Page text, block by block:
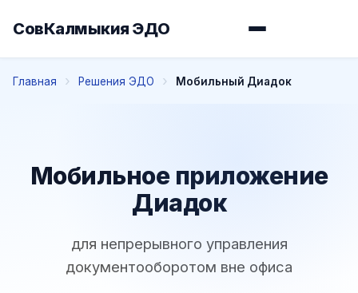
СовКалмыкия ЭДО
Главная Решения ЭДО Мобильный Диадок
Мобильное приложение
Диадок
для непрерывного управления
документооборотом вне офиса